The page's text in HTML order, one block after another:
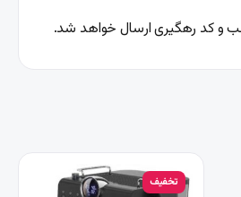
و کد رهگیری ارسال خواهد شد.
تخفیف